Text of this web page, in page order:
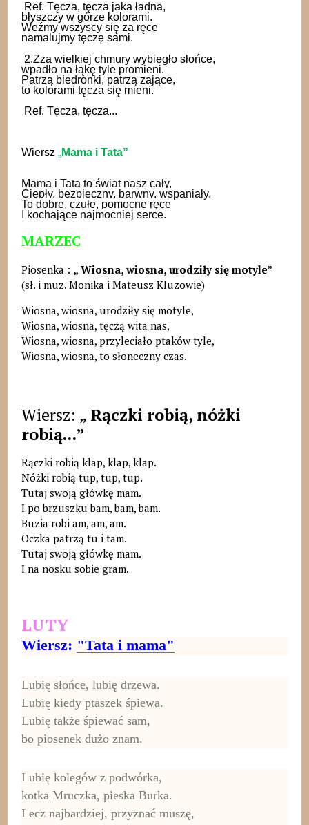
Ref. Tęcza, tęcza jaka ładna,
błyszczy w górze kolorami.
Weźmy wszyscy się za ręce
namalujmy tęczę sami.
2.Zza wielkiej chmury wybiegło słońce,
wpadło na łąkę tyle promieni.
Patrzą biedronki, patrzą zające,
to kolorami tęcza się mieni.
Ref. Tęcza, tęcza...
Wiersz „Mama i Tata”
Mama i Tata to świat nasz cały,
Ciepły, bezpieczny, barwny, wspaniały.
To dobre, czułe, pomocne ręce
I kochające najmocniej serce.
MARZEC
Piosenka : „Wiosna, wiosna, urodziły się motyle”
(sł. i muz. Monika i Mateusz Kluzowie)
Wiosna, wiosna, urodziły się motyle,
Wiosna, wiosna, tęczą wita nas,
Wiosna, wiosna, przyleciało ptaków tyle,
Wiosna, wiosna, to słoneczny czas.
Wiersz: „ Rączki robią, nóżki
robią...”
Rączki robią klap, klap, klap.
Nóżki robią tup, tup, tup.
Tutaj swoją główkę mam.
I po brzuszku bam, bam, bam.
Buzia robi am, am, am.
Oczka patrzą tu i tam.
Tutaj swoją główkę mam.
I na nosku sobie gram.
LUTY
Wiersz: "Tata i mama"
Lubię słońce, lubię drzewa.
Lubię kiedy ptaszek śpiewa.
Lubię także śpiewać sam,
bo piosenek dużo znam.
Lubię kolegów z podwórka,
kotka Mruczka, pieska Burka.
Lecz najbardziej, przyznać muszę,